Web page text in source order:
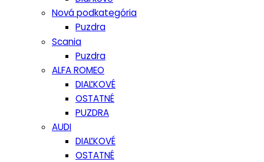
Nová podkategória
Puzdra
Scania
Puzdra
ALFA ROMEO
DIAĽKOVÉ
OSTATNÉ
PUZDRA
AUDI
DIAĽKOVÉ
OSTATNÉ